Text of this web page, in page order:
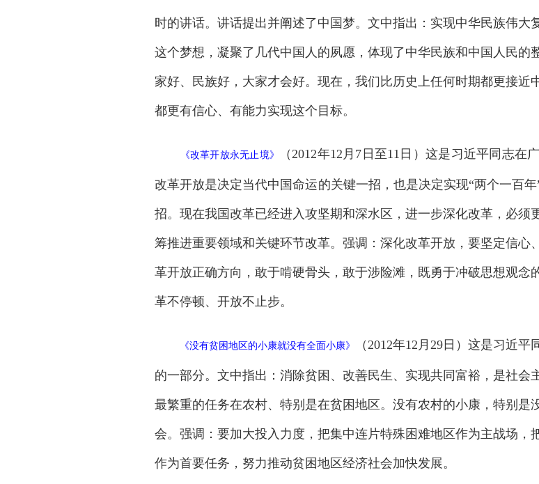
时的讲话。讲话提出并阐述了中国梦。文中指出：实现中华民族伟大
这个梦想，凝聚了几代中国人的夙愿，体现了中华民族和中国人民的
家好、民族好，大家才会好。现在，我们比历史上任何时期都更接近
都更有信心、有能力实现这个目标。
《改革开放永无止境》 （2012年12月7日至11日）这是习近平同志
改革开放是决定当代中国命运的关键一招，也是决定实现“两个一百
招。现在我国改革已经进入攻坚期和深水区，进一步深化改革，必须
筹推进重要领域和关键环节改革。强调：深化改革开放，要坚定信心
革开放正确方向，敢于啃硬骨头，敢于涉险滩，既勇于冲破思想观念
革不停顿、开放不止步。
《没有贫困地区的小康就没有全面小康》 （2012年12月29日）这是习近
的一部分。文中指出：消除贫困、改善民生、实现共同富裕，是社会
最繁重的任务在农村、特别是在贫困地区。没有农村的小康，特别是
会。强调：要加大投入力度，把集中连片特殊困难地区作为主战场，
作为首要任务，努力推动贫困地区经济社会加快发展。